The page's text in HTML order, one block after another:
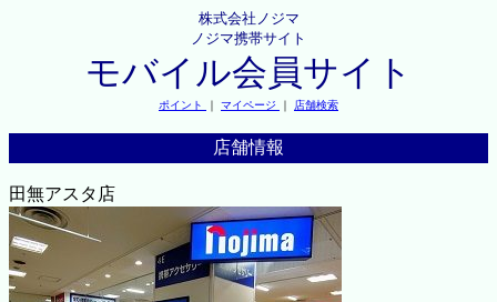
株式会社ノジマ
ノジマ携帯サイト
モバイル会員サイト
ポイント ｜ マイページ ｜ 店舗検索
店舗情報
田無アスタ店